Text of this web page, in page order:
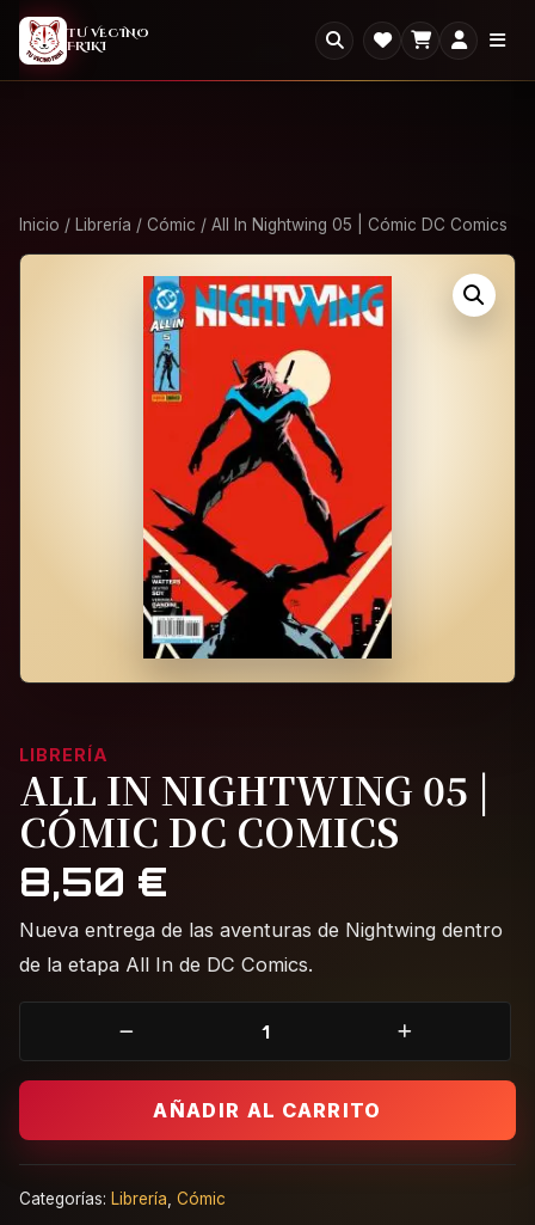
2X1 2x1 en todo el Outlet: llevate dos, paga uno.
×
TU VECINO
FRIKI
Inicio / Librería / Cómic / All In Nightwing 05 | Cómic DC Comics
LIBRERÍA
ALL IN NIGHTWING 05 |
CÓMIC DC COMICS
8,50 €
Nueva entrega de las aventuras de Nightwing dentro
de la etapa All In de DC Comics.
AÑADIR AL CARRITO
Categorías: Librería Cómic